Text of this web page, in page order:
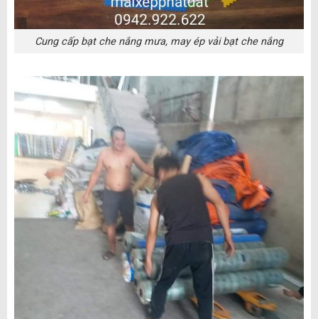
Cung cấp bạt che nắng mưa, may ép vải bạt che nắng